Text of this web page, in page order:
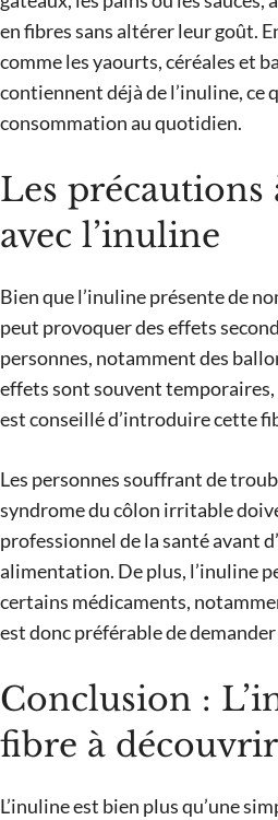
en fibres sans altérer leur goût.
comme les yaourts, céréales et
contiennent déjà de l’inuline, ce
consommation au quotidien.
Les précautions
avec l’inuline
Bien que l’inuline présente de
peut provoquer des effets
personnes, notamment des
effets sont souvent temporaires,
est conseillé d’introduire cette
Les personnes souffrant de
syndrome du côlon irritable
professionnel de la santé avant
alimentation. De plus, l’inuline
certains médicaments,
est donc préférable de
Conclusion :
fibre à découvrir
L’inuline est bien plus qu’une